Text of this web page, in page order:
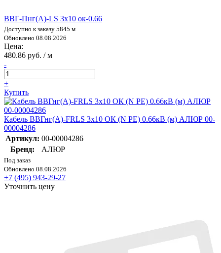
ВВГ-Пнг(А)-LS 3х10 ок-0.66
Доступно к заказу 5845 м
Обновлено 08.08.2026
Цена:
480.86 руб. / м
-
+
Купить
Кабель ВВГнг(А)-FRLS 3х10 ОК (N PE) 0.66кВ (м) АЛЮР 00-
00004286
Артикул: 00-00004286
Бренд:
АЛЮР
Под заказ
Обновлено 08.08.2026
+7 (495) 943-29-27
Уточнить цену